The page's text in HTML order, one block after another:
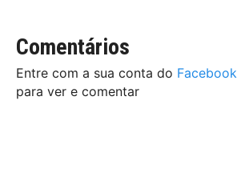
Comentários
Entre com a sua conta do Facebook
para ver e comentar